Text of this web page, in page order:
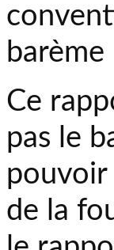
Ce
pas le
pouvoir
de la